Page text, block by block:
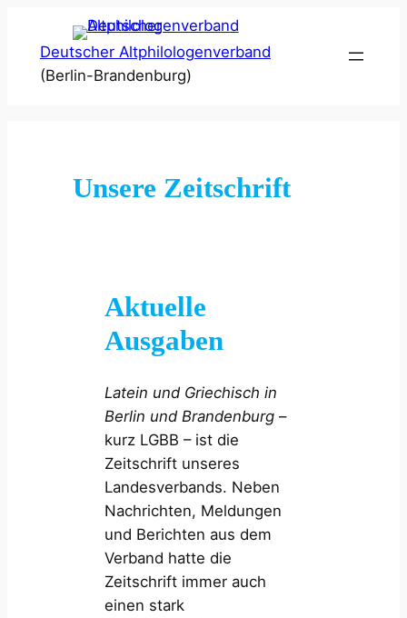
Inhalt
springen
Deutscher Altphilologenverband
(Berlin-Brandenburg)
Unsere Zeitschrift
Aktuelle
Ausgaben
Latein und Griechisch in
Berlin und Brandenburg –
kurz LGBB – ist die
Zeitschrift unseres
Landesverbands. Neben
Nachrichten, Meldungen
und Berichten aus dem
Verband hatte die
Zeitschrift immer auch
einen stark